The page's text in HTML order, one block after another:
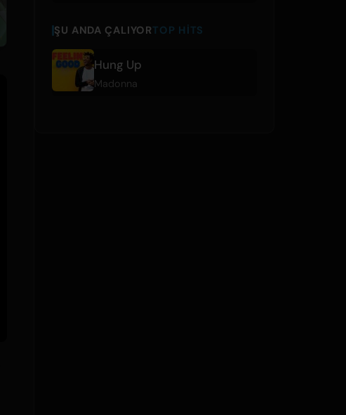
ŞU ANDA ÇALIYORTOP HITS
Hung Up
Madonna